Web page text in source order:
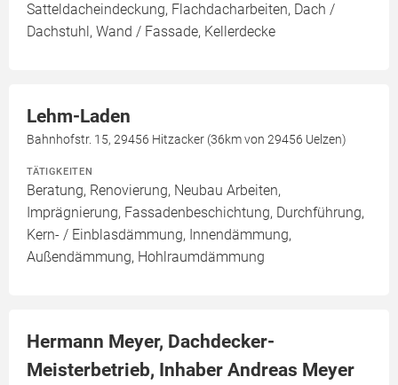
Satteldacheindeckung, Flachdacharbeiten, Dach /
Dachstuhl, Wand / Fassade, Kellerdecke
Lehm-Laden
Bahnhofstr. 15, 29456 Hitzacker (36km von 29456 Uelzen)
TÄTIGKEITEN
Beratung, Renovierung, Neubau Arbeiten,
Imprägnierung, Fassadenbeschichtung, Durchführung,
Kern- / Einblasdämmung, Innendämmung,
Außendämmung, Hohlraumdämmung
Hermann Meyer, Dachdecker-
Meisterbetrieb, Inhaber Andreas Meyer